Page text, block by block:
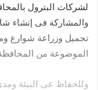
لشركات البترول
والمشاركة فى إنشاء
تجميل وزراعة شوارع
الموضوعة من
وللحفاظ عى البيئة